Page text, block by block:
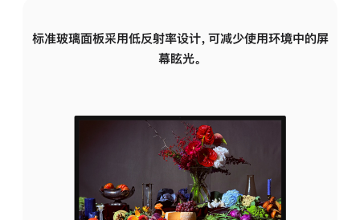
标准玻璃面板采用低反射率设计，可减少使用环境中的屏
幕眩光。